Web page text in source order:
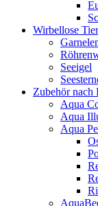
Wirbellose
Seeigel
Zubehör nach
Aqua
Aqua
Aqua